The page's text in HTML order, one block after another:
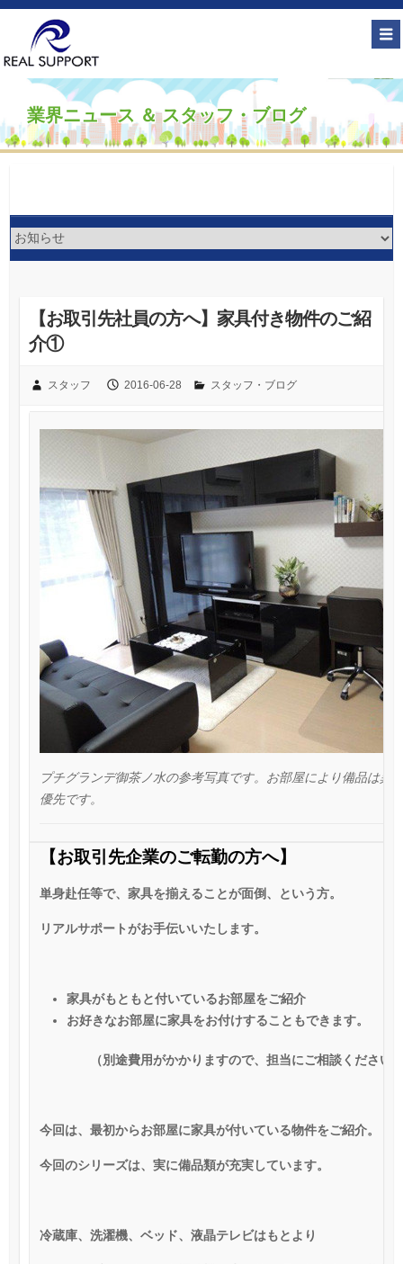
業界ニュース ＆ スタッフ・ブログ
【お取引先社員の方へ】家具付き物件のご紹
介①
スタッフ 2016-06-28 スタッフ・ブログ
プチグランデ御茶ノ水の参考写真です。お部屋により備品は異
優先です。
【お取引先企業のご転勤の方へ】
単身赴任等で、家具を揃えることが面倒、という方。
リアルサポートがお手伝いいたします。
家具がもともと付いているお部屋をご紹介
お好きなお部屋に家具をお付けすることもできます。
（別途費用がかかりますので、担当にご相談ください
今回は、最初からお部屋に家具が付いている物件をご紹介。
今回のシリーズは、実に備品類が充実しています。
冷蔵庫、洗濯機、ベッド、液晶テレビはもとより